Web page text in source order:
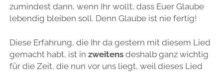
zumindest dann, wenn Ihr wollt, dass Euer Glaube
lebendig bleiben soll. Denn Glaube ist nie fertig!
Diese Erfahrung, die Ihr da gestern mit diesem Lied
gemacht habt, ist in zweitensdeshalb ganz wichtig
für die Zeit, die nun vor uns liegt, weil dieses Lied